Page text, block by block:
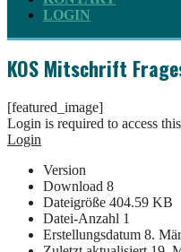
LOGIN
KOS Mitschrift
[featured_image]
Login is required to access
Login
Version
Download 8
Dateigröße 404.59 KB
Datei-Anzahl 1
Erstellungsdatum 8.